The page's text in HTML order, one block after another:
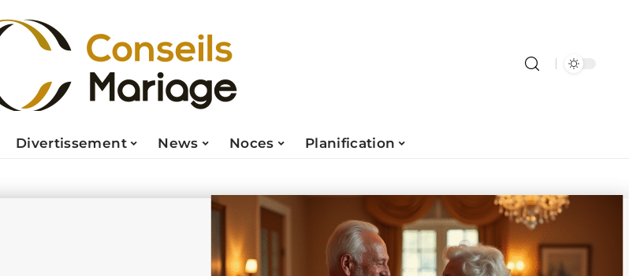
Divertissement News Noces Planification